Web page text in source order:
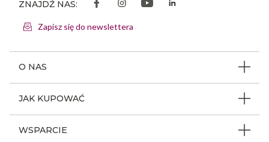
O NAS
Dlaczego FLK
JAK KUPOWAĆ
WSPARCIE
ZNAJDŹ NAS:
Zapisz się do newslettera